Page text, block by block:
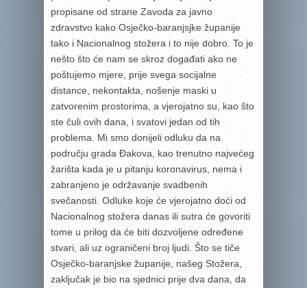
propisane od strane Zavoda za javno
zdravstvo kako Osječko-baranjsjke županije
tako i Nacionalnog stožera i to nije dobro. To je
nešto što će nam se skroz događati ako ne
poštujemo mjere, prije svega socijalne
distance, nekontakta, nošenje maski u
zatvorenim prostorima, a vjerojatno su, kao što
ste čuli ovih dana, i svatovi jedan od tih
problema. Mi smo donijeli odluku da na
području grada Đakova, kao trenutno najvećeg
žarišta kada je u pitanju koronavirus, nema i
zabranjeno je održavanje svadbenih
svečanosti. Odluke koje će vjerojatno doći od
Nacionalnog stožera danas ili sutra će govoriti
tome u prilog da će biti dozvoljene određene
stvari, ali uz ograničeni broj ljudi. Što se tiče
Osječko-baranjske županije, našeg Stožera,
zaključak je bio na sjednici prije dva dana, da